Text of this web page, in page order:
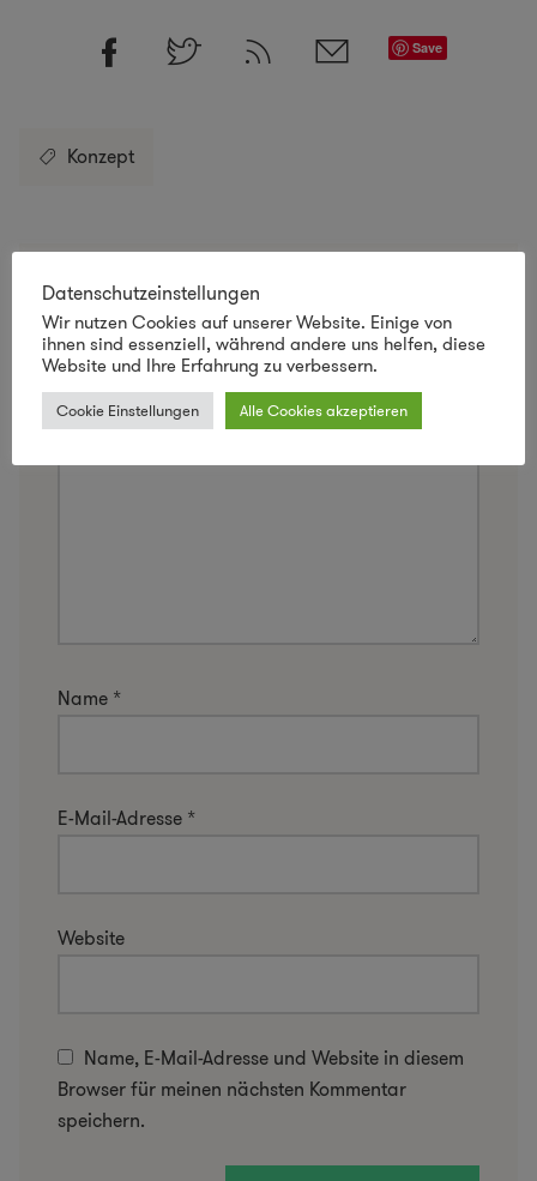
Save
Konzept
Schreibe einen Kommentar
Deine E-Mail-Adresse wird nicht veröffentlicht.
Erforderliche Felder sind mit*markiert
Kommentar*
Name *
E-Mail-Adresse *
Website
Name, E-Mail-Adresse und Website in diesem
Browser für meinen nächsten Kommentar
speichern.
Datenschutzeinstellungen
Wir nutzen Cookies auf unserer Website. Einige von
ihnen sind essenziell, während andere uns helfen, diese
Website und Ihre Erfahrung zu verbessern.
Cookie Einstellungen Alle Cookies akzeptieren